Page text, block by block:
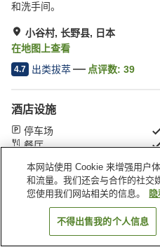
和洗手间。
小谷村, 长野县, 日本
在地图上查看
4.7 出类拔萃 点评数: 39
酒店设施
停车场
餐厅
首页 日本 长野县 小谷村
搜索
本网站使用 Cookie 来增强用户
和流量。我们还会与合作的社交
您使用我们网站相关的信息。
不得出售我的个人信息